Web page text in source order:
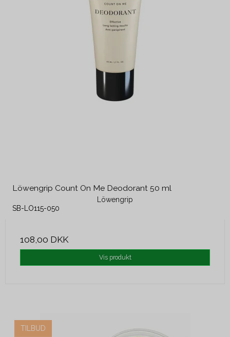
Löwengrip Count On Me Deodorant 50 ml
Löwengrip
SB-LO115-050
108,00 DKK
Vis produkt
TILBUD